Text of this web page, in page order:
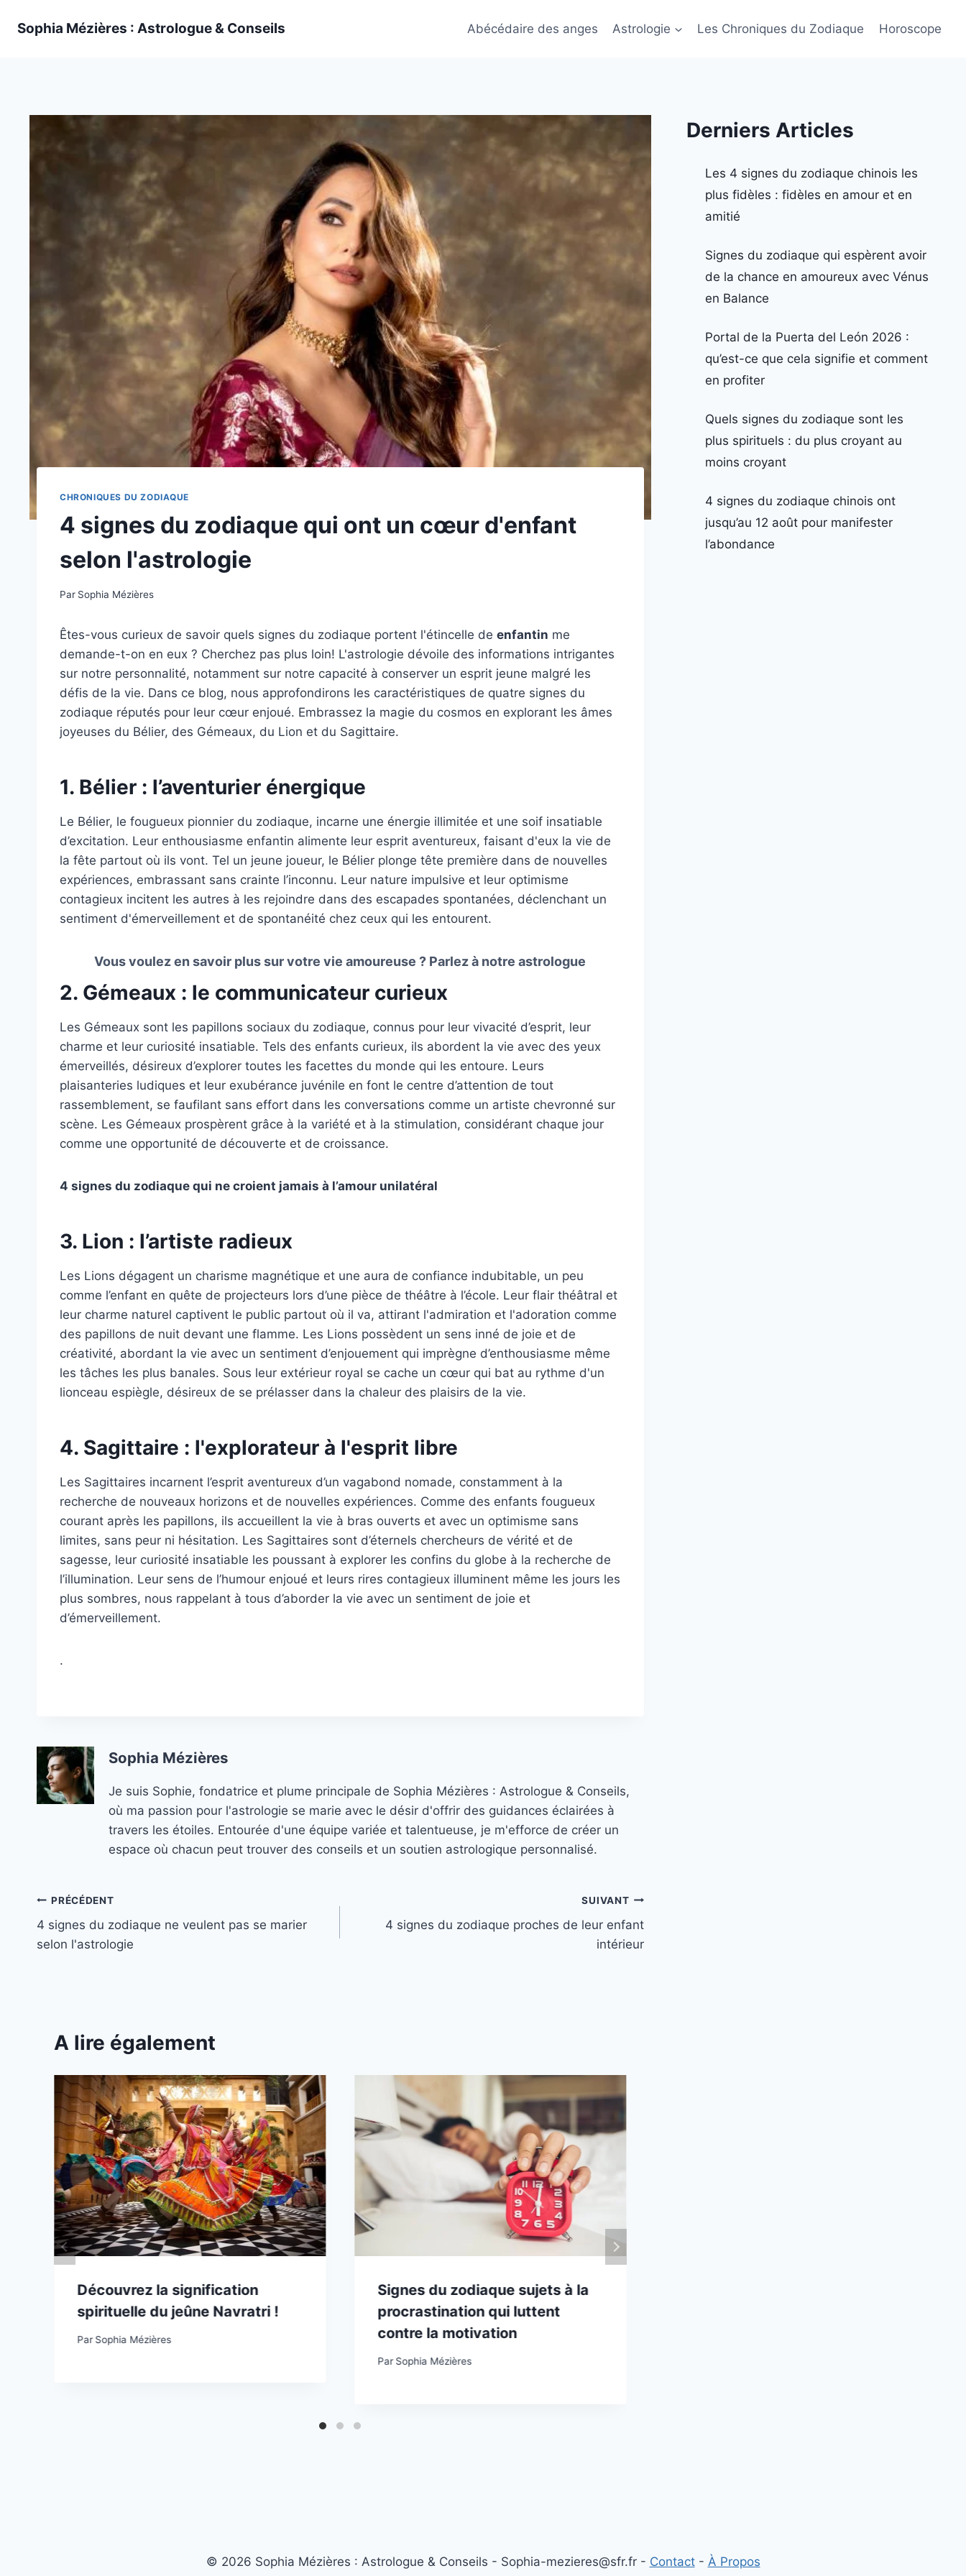
Sophia Mézières : Astrologue & Conseils Abécédaire des anges Astrologie Les Chroniques du Zodiaque Horoscope
CHRONIQUES DU ZODIAQUE
4 signes du zodiaque qui ont un cœur d'enfant
selon l'astrologie
Par Sophia Mézières
Êtes-vous curieux de savoir quels signes du zodiaque portent l'étincelle de enfantin me
demande-t-on en eux ? Cherchez pas plus loin! L'astrologie dévoile des informations intrigantes
sur notre personnalité, notamment sur notre capacité à conserver un esprit jeune malgré les
défis de la vie. Dans ce blog, nous approfondirons les caractéristiques de quatre signes du
zodiaque réputés pour leur cœur enjoué. Embrassez la magie du cosmos en explorant les âmes
joyeuses du Bélier, des Gémeaux, du Lion et du Sagittaire.
1. Bélier : l’aventurier énergique
Le Bélier, le fougueux pionnier du zodiaque, incarne une énergie illimitée et une soif insatiable
d’excitation. Leur enthousiasme enfantin alimente leur esprit aventureux, faisant d'eux la vie de
la fête partout où ils vont. Tel un jeune joueur, le Bélier plonge tête première dans de nouvelles
expériences, embrassant sans crainte l’inconnu. Leur nature impulsive et leur optimisme
contagieux incitent les autres à les rejoindre dans des escapades spontanées, déclenchant un
sentiment d'émerveillement et de spontanéité chez ceux qui les entourent.
Vous voulez en savoir plus sur votre vie amoureuse ? Parlez à notre astrologue
2. Gémeaux : le communicateur curieux
Les Gémeaux sont les papillons sociaux du zodiaque, connus pour leur vivacité d’esprit, leur
charme et leur curiosité insatiable. Tels des enfants curieux, ils abordent la vie avec des yeux
émerveillés, désireux d’explorer toutes les facettes du monde qui les entoure. Leurs
plaisanteries ludiques et leur exubérance juvénile en font le centre d’attention de tout
rassemblement, se faufilant sans effort dans les conversations comme un artiste chevronné sur
scène. Les Gémeaux prospèrent grâce à la variété et à la stimulation, considérant chaque jour
comme une opportunité de découverte et de croissance.
4 signes du zodiaque qui ne croient jamais à l’amour unilatéral
3. Lion : l’artiste radieux
Les Lions dégagent un charisme magnétique et une aura de confiance indubitable, un peu
comme l’enfant en quête de projecteurs lors d’une pièce de théâtre à l’école. Leur flair théâtral et
leur charme naturel captivent le public partout où il va, attirant l'admiration et l'adoration comme
des papillons de nuit devant une flamme. Les Lions possèdent un sens inné de joie et de
créativité, abordant la vie avec un sentiment d’enjouement qui imprègne d’enthousiasme même
les tâches les plus banales. Sous leur extérieur royal se cache un cœur qui bat au rythme d'un
lionceau espiègle, désireux de se prélasser dans la chaleur des plaisirs de la vie.
4. Sagittaire : l'explorateur à l'esprit libre
Les Sagittaires incarnent l’esprit aventureux d’un vagabond nomade, constamment à la
recherche de nouveaux horizons et de nouvelles expériences. Comme des enfants fougueux
courant après les papillons, ils accueillent la vie à bras ouverts et avec un optimisme sans
limites, sans peur ni hésitation. Les Sagittaires sont d’éternels chercheurs de vérité et de
sagesse, leur curiosité insatiable les poussant à explorer les confins du globe à la recherche de
l’illumination. Leur sens de l’humour enjoué et leurs rires contagieux illuminent même les jours les
plus sombres, nous rappelant à tous d’aborder la vie avec un sentiment de joie et
d’émerveillement.
.
Sophia Mézières
Je suis Sophie, fondatrice et plume principale de Sophia Mézières : Astrologue & Conseils,
où ma passion pour l'astrologie se marie avec le désir d'offrir des guidances éclairées à
travers les étoiles. Entourée d'une équipe variée et talentueuse, je m'efforce de créer un
espace où chacun peut trouver des conseils et un soutien astrologique personnalisé.
Navigation
de
PRÉCÉDENT
4 signes du zodiaque ne veulent pas se marier
selon l'astrologie
SUIVANT
4 signes du zodiaque proches de leur enfant
intérieur
A lire également
Découvrez la signification
spirituelle du jeûne Navratri !
Par Sophia Mézières
Signes du zodiaque sujets à la
procrastination qui luttent
contre la motivation
Par Sophia Mézières
Derniers Articles
Les 4 signes du zodiaque chinois les
plus fidèles : fidèles en amour et en
amitié
Signes du zodiaque qui espèrent avoir
de la chance en amoureux avec Vénus
en Balance
Portal de la Puerta del León 2026 :
qu’est-ce que cela signifie et comment
en profiter
Quels signes du zodiaque sont les
plus spirituels : du plus croyant au
moins croyant
4 signes du zodiaque chinois ont
jusqu’au 12 août pour manifester
l’abondance
© 2026 Sophia Mézières : Astrologue & Conseils - Sophia-mezieres@sfr.fr - Contact- À Propos